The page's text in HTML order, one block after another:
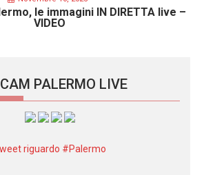
le immagini IN DIRETTA live –
VIDEO
PALERMO LIVE
riguardo #Palermo